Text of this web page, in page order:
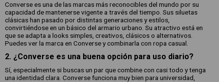
Converse es una de las marcas más reconocibles del mundo por su
capacidad de mantenerse vigente a través del tiempo. Sus siluetas
clásicas han pasado por distintas generaciones y estilos,
convirtiéndose en un básico del armario urbano. Su atractivo está en
que se adapta a looks simples, creativos, clásicos o alternativos.
Puedes ver la marca en Converse y combinarla con ropa casual.
2. ¿Converse es una buena opción para uso diario?
Sí, especialmente si buscas un par que combine con casi todo y tenga
una identidad clara. Converse funciona muy bien para universidad,